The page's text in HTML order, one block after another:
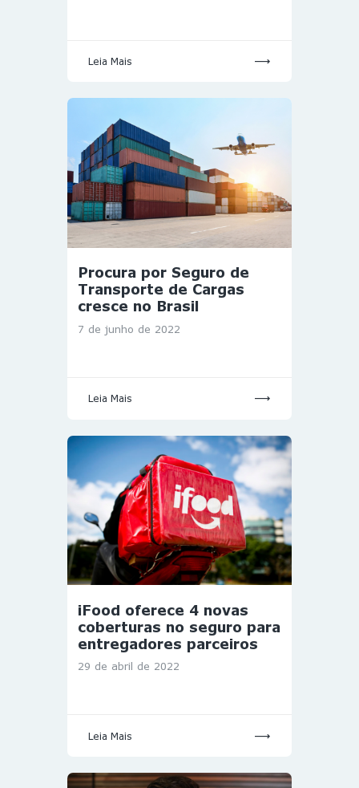
Leia Mais
Procura por Seguro de
Transporte de Cargas
cresce no Brasil
7 de junho de 2022
Leia Mais
iFood oferece 4 novas
coberturas no seguro para
entregadores parceiros
29 de abril de 2022
Leia Mais